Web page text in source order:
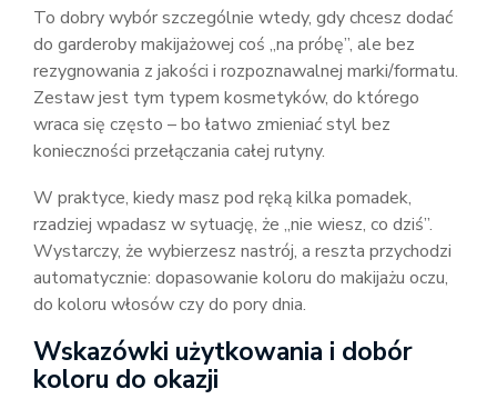
To dobry wybór szczególnie wtedy, gdy chcesz dodać
do garderoby makijażowej coś „na próbę”, ale bez
rezygnowania z jakości i rozpoznawalnej marki/formatu.
Zestaw jest tym typem kosmetyków, do którego
wraca się często – bo łatwo zmieniać styl bez
konieczności przełączania całej rutyny.
W praktyce, kiedy masz pod ręką kilka pomadek,
rzadziej wpadasz w sytuację, że „nie wiesz, co dziś”.
Wystarczy, że wybierzesz nastrój, a reszta przychodzi
automatycznie: dopasowanie koloru do makijażu oczu,
do koloru włosów czy do pory dnia.
Wskazówki użytkowania i dobór
koloru do okazji